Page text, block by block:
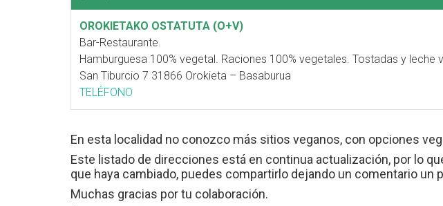
OROKIETAKO OSTATUTA (O+V)
Bar-Restaurante.
Hamburguesa 100% vegetal. Raciones 100% vegetales. Tostadas y leche
San Tiburcio 7 31866 Orokieta – Basaburua
TELÉFONO
En esta localidad no conozco más sitios veganos, con opciones
Este listado de direcciones está en continua actualización, por lo
que haya cambiado, puedes compartirlo dejando un comentario un
Muchas gracias por tu colaboración.